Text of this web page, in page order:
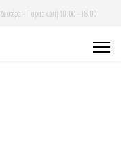
Δευτέρα - Παρασκευή 10:00 - 18:00